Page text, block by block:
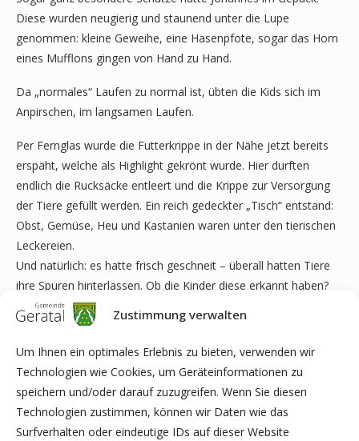
Zustimmung verwalten
Um Ihnen ein optimales Erlebnis zu bieten, verwenden wir
Technologien wie Cookies, um Geräteinformationen zu
speichern und/oder darauf zuzugreifen. Wenn Sie diesen
Technologien zustimmen, können wir Daten wie das
Surfverhalten oder eindeutige IDs auf dieser Website
Diese wurden neugierig und staunend unter die Lupe
genommen: kleine Geweihe, eine Hasenpfote, sogar das Horn
eines Mufflons gingen von Hand zu Hand.
Da „normales“ Laufen zu normal ist, übten die Kids sich im
Anpirschen, im langsamen Laufen.
Per Fernglas wurde die Futterkrippe in der Nähe jetzt bereits
erspäht, welche als Highlight gekrönt wurde. Hier durften
endlich die Rucksäcke entleert und die Krippe zur Versorgung
der Tiere gefüllt werden. Ein reich gedeckter „Tisch“ entstand:
Obst, Gemüse, Heu und Kastanien waren unter den tierischen
Leckereien.
Und natürlich: es hatte frisch geschneit – überall hatten Tiere
ihre Spuren hinterlassen. Ob die Kinder diese erkannt haben?
Fragt sie selbst